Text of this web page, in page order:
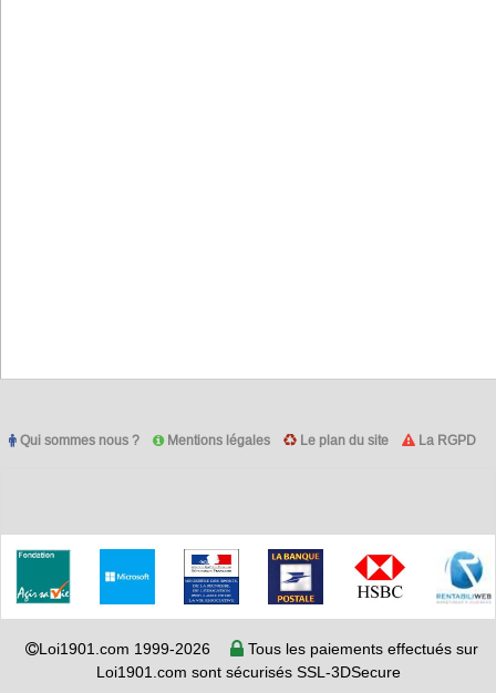
Qui sommes nous ? Mentions légales Le plan du site La RGPD
Loi1901.com 1999-2026
Tous les paiements effectués sur
Loi1901.com sont sécurisés SSL-3DSecure